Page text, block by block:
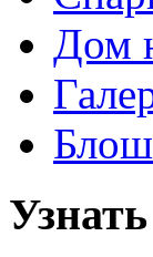
Дом